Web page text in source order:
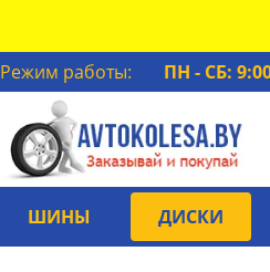
Режим работы: ПН - СБ:
ШИНЫ ДИСКИ